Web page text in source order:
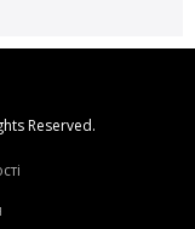
Reserved.